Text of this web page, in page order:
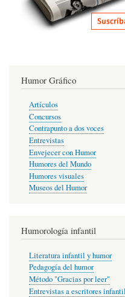
Humor Gráfico
Artículos
Concursos
Contrapunto a dos voces
Entrevistas
Envejecer con Humor
Humores del Mundo
Humores visuales
Museos del Humor
Humorología infantil
Literatura infantil y humor
Pedagogía del humor
Método "Gracias por leer"
Entrevistas a escritores